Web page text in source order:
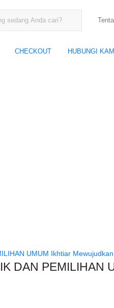
CHECKOUT HUBUNGI KAMI
DAN